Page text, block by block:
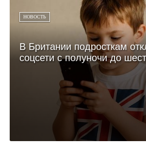
НОВОСТЬ
В Британии подросткам
соцсети с полуночи до